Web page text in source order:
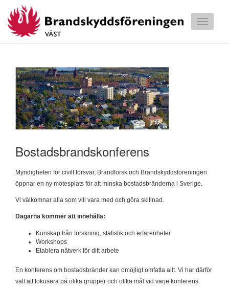
Toggle
Våra tillfällen
Bokningsvillkor
Bostadsbrandskonferens
Myndigheten för civilt försvar, Brandforsk och Brandskyddsföreningen
öppnar en ny mötesplats för att minska bostadsbränderna i Sverige.
Vi välkomnar alla som vill vara med och göra skillnad.
Dagarna kommer att innehålla:
Kunskap från forskning, statistik och erfarenheter
Workshops
Etablera nätverk för ditt arbete
En konferens om bostadsbränder kan omöjligt omfatta allt. Vi har därför
valt att fokusera på olika grupper och olika mål vid varje konferens.